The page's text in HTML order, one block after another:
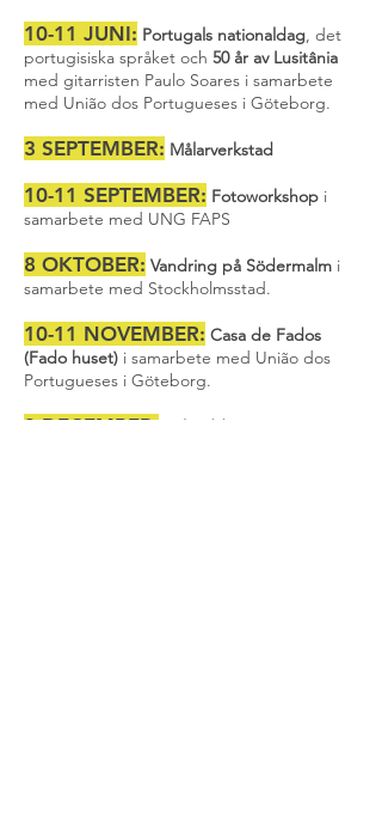
10-11 JUNI: Portugals nationaldag, det
portugisiska språket och 50 år av Lusitânia
med gitarristen Paulo Soares i samarbete
med União dos Portugueses i Göteborg.
3 SEPTEMBER: Målarverkstad
10-11 SEPTEMBER: Fotoworkshop i
samarbete med UNG FAPS
8 OKTOBER: Vandring på Södermalm i
samarbete med Stockholmsstad.
10-11 NOVEMBER: Casa de Fados
(Fado huset) i samarbete med União dos
Portugueses i Göteborg.
3 DECEMBER: Julmiddag.